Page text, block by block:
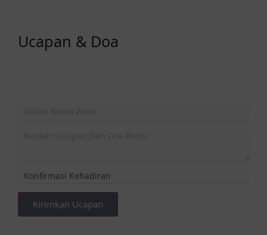
Ucapan & Doa
Kirimkan Ucapan